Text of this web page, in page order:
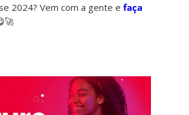
2024? Vem com a gente efaça